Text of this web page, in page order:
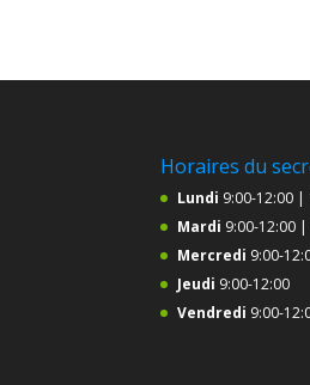
Horaires du
Lundi 9:00-12:00 |
Mardi 9:00-12:00
Mercredi 9:00-
Jeudi 9:00-12:00
Vendredi 9:00-